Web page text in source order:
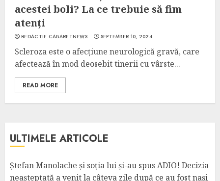
acestei boli? La ce trebuie să fim
atenți
REDACTIE CABARETNEWS SEPTEMBER 10, 2024
Scleroza este o afecțiune neurologică gravă, care
afectează în mod deosebit tinerii cu vârste...
READ MORE
ULTIMELE ARTICOLE
Ștefan Manolache și soția lui și-au spus ADIO! Decizia
neașteptată a venit la câteva zile după ce au fost nași